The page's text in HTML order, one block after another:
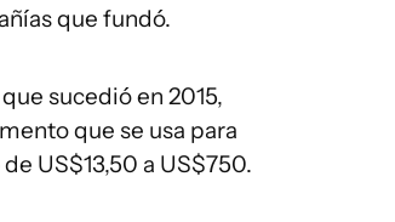
que fundó.
sucedió en 2015,
que se usa para
US$13,50 a US$750.